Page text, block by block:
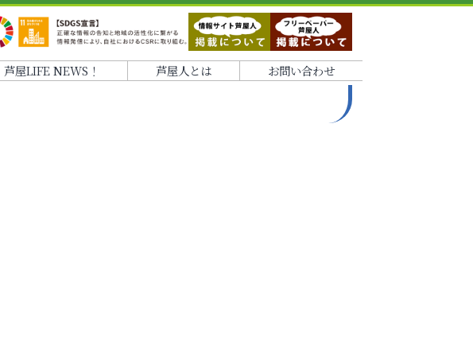
芦屋LIFE NEWS！ 芦屋人とは お問い合わせ